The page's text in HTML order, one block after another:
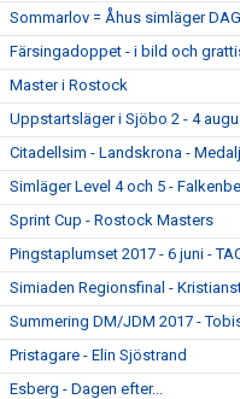
Sommarlov = Åhus simläger
Färsingadoppet - i bild och
Master i Rostock
Uppstartsläger i Sjöbo 2 - 4
Citadellsim - Landskrona -
Simläger Level 4 och 5 -
Sprint Cup - Rostock Masters
Pingstaplumset 2017 - 6 juni -
Simiaden Regionsfinal -
Summering DM/JDM 2017 -
Pristagare - Elin Sjöstrand
Esberg - Dagen efter...